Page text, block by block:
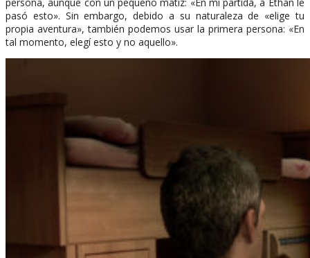
pasó esto». Sin embargo, debido a su naturaleza de «elige tu
propia aventura», también podemos usar la primera persona: «En
tal momento, elegí esto y no aquello».